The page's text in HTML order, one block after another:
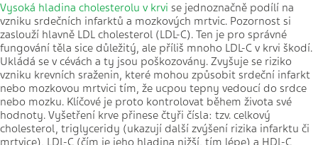
Vysoká hladina cholesterolu v krvi se jednoznačně podílí na
vzniku srdečních infarktů a mozkových mrtvic. Pozornost si
zaslouží hlavně LDL cholesterol (LDL-C). Ten je pro správné
fungování těla sice důležitý, ale příliš mnoho LDL-C v krvi škodí.
Ukládá se v cévách a ty jsou poškozovány. Zvyšuje se riziko
vzniku krevních sraženin, které mohou způsobit srdeční infarkt
nebo mozkovou mrtvici tím, že ucpou tepny vedoucí do srdce
nebo mozku. Klíčové je proto kontrolovat během života své
hodnoty. Vyšetření krve přinese čtyři čísla: tzv. celkový
cholesterol, triglyceridy (ukazují další zvýšení rizika infarktu či
mrtvice), LDL-C (čím je jeho hladina nižší, tím lépe) a HDL-C